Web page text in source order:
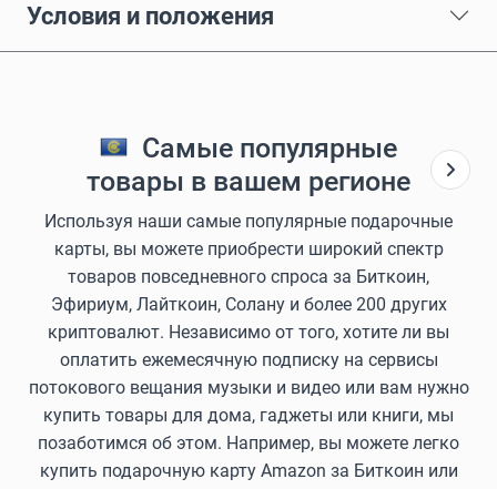
Условия и положения
Самые популярные
товары в вашем регионе
Используя наши самые популярные подарочные
карты, вы можете приобрести широкий спектр
товаров повседневного спроса за Биткоин,
Эфириум, Лайткоин, Солану и более 200 других
криптовалют. Независимо от того, хотите ли вы
оплатить ежемесячную подписку на сервисы
потокового вещания музыки и видео или вам нужно
купить товары для дома, гаджеты или книги, мы
позаботимся об этом. Например, вы можете легко
купить подарочную карту Amazon за Биткоин или